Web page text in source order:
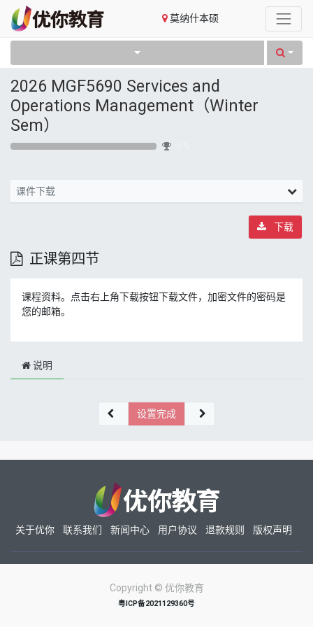
莫纳什本硕
2026 MGF5690 Services and
Operations Management（Winter
Sem）
课件下载
正课第四节
下载
课程资料。点击右上角下载按钮下载文件，加密文件的密码是
您的邮箱。
说明
设置完成
关于优你 联系我们 新闻中心 用户协议 退款规则 版权声明
Copyright © 优你教育
粤ICP备2021129360号